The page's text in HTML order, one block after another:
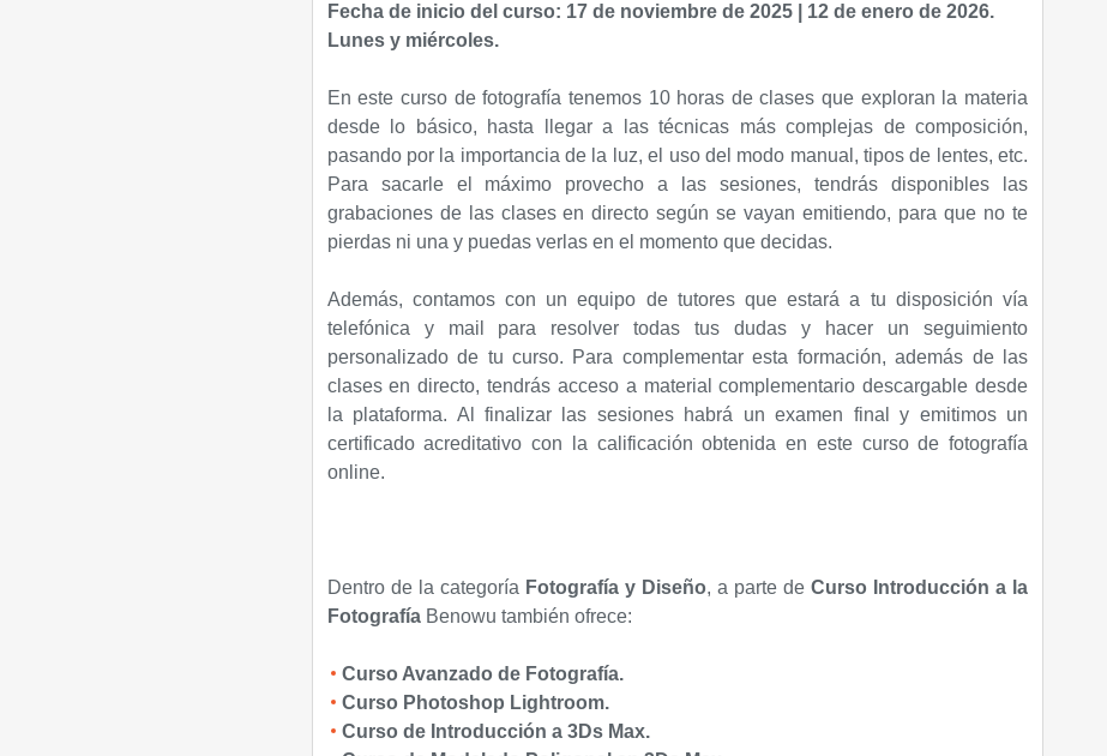
Fecha de inicio del curso: 17 de noviembre de 2025 | 12 de enero de 2026.
Lunes y miércoles.
En este curso de fotografía tenemos 10 horas de clases que exploran la materia
desde lo básico, hasta llegar a las técnicas más complejas de composición,
pasando por la importancia de la luz, el uso del modo manual, tipos de lentes, etc.
Para sacarle el máximo provecho a las sesiones, tendrás disponibles las
grabaciones de las clases en directo según se vayan emitiendo, para que no te
pierdas ni una y puedas verlas en el momento que decidas.
Además, contamos con un equipo de tutores que estará a tu disposición vía
telefónica y mail para resolver todas tus dudas y hacer un seguimiento
personalizado de tu curso. Para complementar esta formación, además de las
clases en directo, tendrás acceso a material complementario descargable desde
la plataforma. Al finalizar las sesiones habrá un examen final y emitimos un
certificado acreditativo con la calificación obtenida en este curso de fotografía
online.
Dentro de la categoría Fotografía y Diseño, a parte de Curso Introducción a la
FotografíaBenowu también ofrece:
Curso Avanzado de Fotografía.
Curso Photoshop Lightroom.
Curso de Introducción a 3Ds Max.